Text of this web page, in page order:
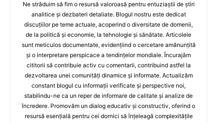
Ne străduim să fim o resursă valoroasă pentru entuziaștii de știri
analitice și dezbateri detaliate. Blogul nostru este dedicat
discuțiilor pe teme actuale, acoperind o diversitate de domenii,
de la politică și economie, la tehnologie și sănătate. Articolele
sunt meticulos documentate, evidențiind o cercetare amănunțită
și o interpretare perspicace a tendințelor mondiale. Încurajăm
cititorii să contribuie activ cu comentarii, contribuind astfel la
dezvoltarea unei comunități dinamice și informate. Actualizăm
constant blogul cu informații verificate și perspective noi,
stabilindu-ne ca un reper de informare de calitate și analize de
încredere. Promovăm un dialog educativ și constructiv, oferind o
resursă esențială pentru cei dornici să înțeleagă complexitățile